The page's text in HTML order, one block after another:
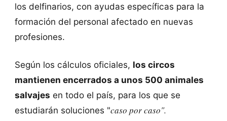
los delfinarios, con ayudas específicas para la
formación del personal afectado en nuevas
profesiones.
Según los cálculos oficiales, los circos
mantienen encerrados a unos 500 animales
salvajes en todo el país, para los que se
estudiarán soluciones "caso por caso".